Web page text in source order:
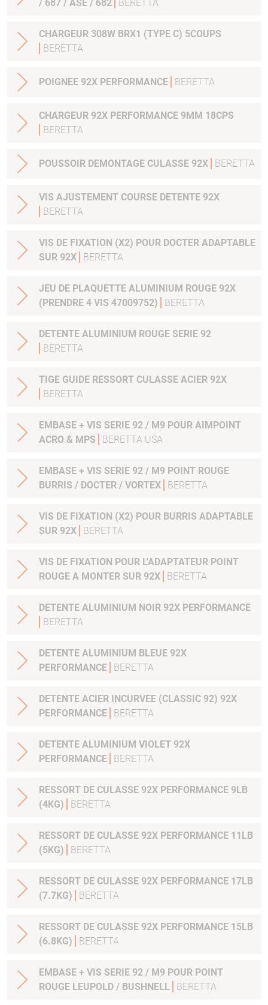
/ 687 / ASE / 682 BERETTA
CHARGEUR 308W BRX1 (TYPE C) 5COUPS
BERETTA
POIGNEE 92X PERFORMANCE BERETTA
CHARGEUR 92X PERFORMANCE 9MM 18CPS
BERETTA
POUSSOIR DEMONTAGE CULASSE 92X BERETTA
VIS AJUSTEMENT COURSE DETENTE 92X
BERETTA
VIS DE FIXATION (X2) POUR DOCTER ADAPTABLE
SUR 92X
BERETTA
JEU DE PLAQUETTE ALUMINIUM ROUGE 92X
(PRENDRE 4 VIS 47009752)
BERETTA
DETENTE ALUMINIUM ROUGE SERIE 92
BERETTA
TIGE GUIDE RESSORT CULASSE ACIER 92X
BERETTA
EMBASE + VIS SERIE 92 / M9 POUR AIMPOINT
ACRO & MPS
BERETTA USA
EMBASE + VIS SERIE 92 / M9 POINT ROUGE
BURRIS / DOCTER / VORTEX
BERETTA
VIS DE FIXATION (X2) POUR BURRIS ADAPTABLE
SUR 92X
BERETTA
VIS DE FIXATION POUR L'ADAPTATEUR POINT
ROUGE A MONTER SUR 92X
BERETTA
DETENTE ALUMINIUM NOIR 92X PERFORMANCE
BERETTA
DETENTE ALUMINIUM BLEUE 92X
PERFORMANCE
BERETTA
DETENTE ACIER INCURVEE (CLASSIC 92) 92X
PERFORMANCE
BERETTA
DETENTE ALUMINIUM VIOLET 92X
PERFORMANCE
BERETTA
RESSORT DE CULASSE 92X PERFORMANCE 9LB
(4KG)
BERETTA
RESSORT DE CULASSE 92X PERFORMANCE 11LB
(5KG)
BERETTA
RESSORT DE CULASSE 92X PERFORMANCE 17LB
(7.7KG)
BERETTA
RESSORT DE CULASSE 92X PERFORMANCE 15LB
(6.8KG)
BERETTA
EMBASE + VIS SERIE 92 / M9 POUR POINT
ROUGE LEUPOLD / BUSHNELL
BERETTA